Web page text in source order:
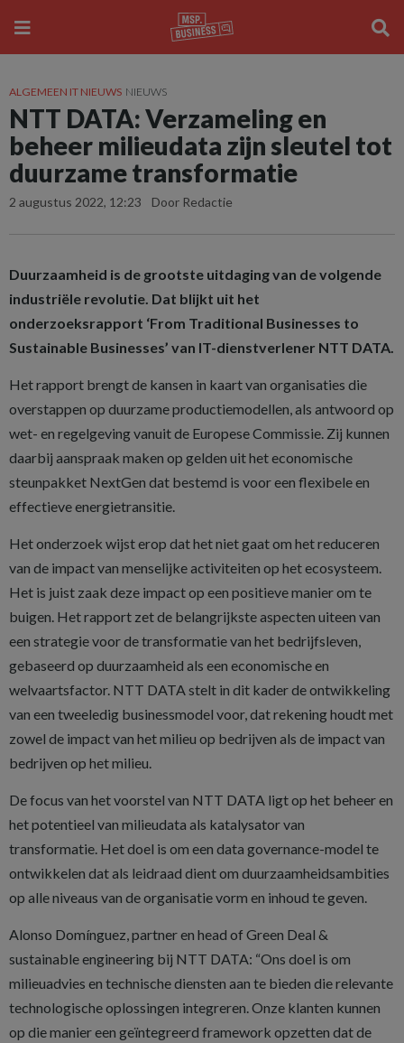
ALGEMEEN IT NIEUWS NIEUWS
NTT DATA: Verzameling en
beheer milieudata zijn sleutel tot
duurzame transformatie
2 augustus 2022, 12:23 Door Redactie
Duurzaamheid is de grootste uitdaging van de volgende
industriële revolutie. Dat blijkt uit het
onderzoeksrapport ‘From Traditional Businesses to
Sustainable Businesses’ van IT-dienstverlener NTT DATA.
Het rapport brengt de kansen in kaart van organisaties die
overstappen op duurzame productiemodellen, als antwoord op
wet- en regelgeving vanuit de Europese Commissie. Zij kunnen
daarbij aanspraak maken op gelden uit het economische
steunpakket NextGen dat bestemd is voor een flexibele en
effectieve energietransitie.
Het onderzoek wijst erop dat het niet gaat om het reduceren
van de impact van menselijke activiteiten op het ecosysteem.
Het is juist zaak deze impact op een positieve manier om te
buigen. Het rapport zet de belangrijkste aspecten uiteen van
een strategie voor de transformatie van het bedrijfsleven,
gebaseerd op duurzaamheid als een economische en
welvaartsfactor. NTT DATA stelt in dit kader de ontwikkeling
van een tweeledig businessmodel voor, dat rekening houdt met
zowel de impact van het milieu op bedrijven als de impact van
bedrijven op het milieu.
De focus van het voorstel van NTT DATA ligt op het beheer en
het potentieel van milieudata als katalysator van
transformatie. Het doel is om een data governance-model te
ontwikkelen dat als leidraad dient om duurzaamheidsambities
op alle niveaus van de organisatie vorm en inhoud te geven.
Alonso Domínguez, partner en head of Green Deal &
sustainable engineering bij NTT DATA: “Ons doel is om
milieuadvies en technische diensten aan te bieden die relevante
technologische oplossingen integreren. Onze klanten kunnen
op die manier een geïntegreerd framework opzetten dat de